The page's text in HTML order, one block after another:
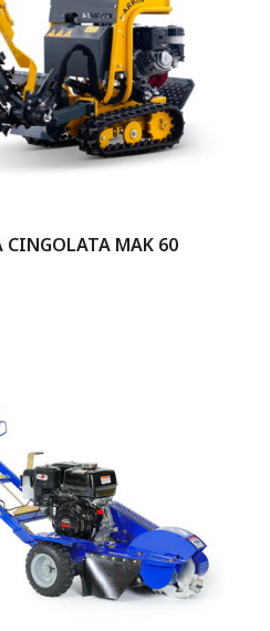
CINGOLATA MAK 60